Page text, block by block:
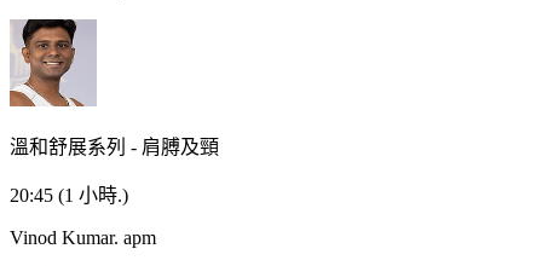
溫和舒展系列 - 肩膊及頸
20:45 (1 小時.)
Vinod Kumar. apm